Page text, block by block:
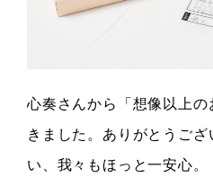
心奏さんから「想像以上
きました。ありがとうご
い、我々もほっと一安心。